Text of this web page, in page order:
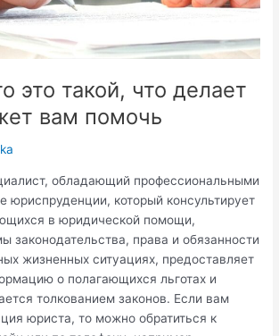
это такой, что делает
вам помочь
обладающий профессиональными
юриспруденции, который консультирует
в юридической помощи,
законодательства, права и обязанности
жизненных ситуациях, предоставляет
о полагающихся льготах и
толкованием законов. Если вам
юриста, то можно обратиться к